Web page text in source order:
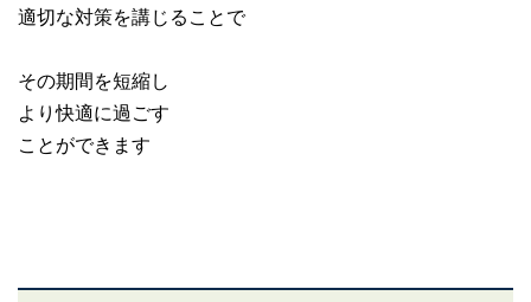
適切な対策を講じることで
その期間を短縮し
より快適に過ごす
ことができます